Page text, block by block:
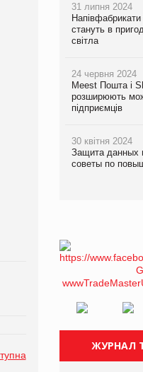
31 липня 2024
Напівфабрикати
стануть в
світла
24 червня 2024
Meest Пошта і
розширюють
підприємців
30 квітня 2024
Защита данных
советы по
ЖУРНАЛ